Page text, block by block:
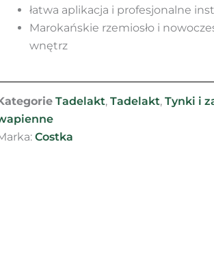
łatwa aplikacja i profesjonalne
Marokańskie rzemiosło i
wnętrz
Tadelakt, Tadelakt, Tynki i
Costka